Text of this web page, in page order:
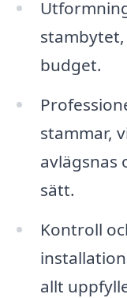
budget.
stammar,
avlägsnas
sätt.
Kontroll
allt